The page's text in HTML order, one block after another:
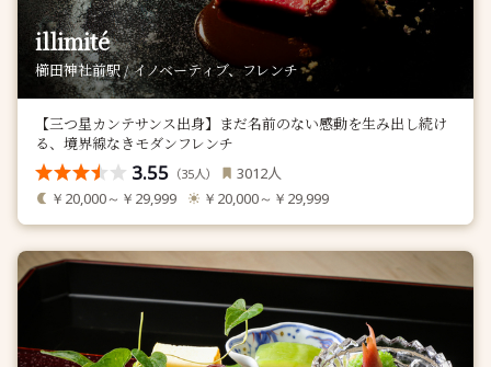
illimité
櫛田神社前駅 / イノベーティブ、フレンチ
【三つ星カンテサンス出身】まだ名前のない感動を生み出し続け
る、境界線なきモダンフレンチ
3.55 （35人） 3012人
￥20,000～￥29,999 ￥20,000～￥29,999